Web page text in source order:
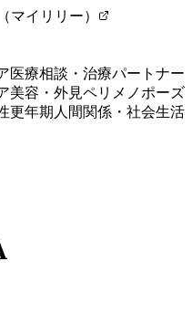
マイリリー）
医療相談・治療パートナー
美容・外見ペリメノポーズ
更年期 人間関係・社会生活